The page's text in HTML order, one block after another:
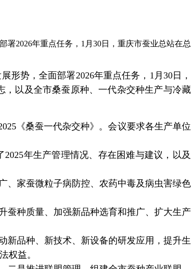
2026年重点任务，1月30日，重庆市蚕业总站在总
形势，全面部署2026年重点任务， 1 月 30日，
以及全市桑蚕原种、一代杂交种生产与冷藏
《桑蚕一代杂交种》。会议要求各生产单位
2025年生产管理情况、存在困难与建议，以及
、家蚕微粒子病防控、农药中毒及病虫害绿色
蚕种质量、加强新品种选育和推广、扩大生产
新品种、新技术、新设备的研发应用，提升生
权益。